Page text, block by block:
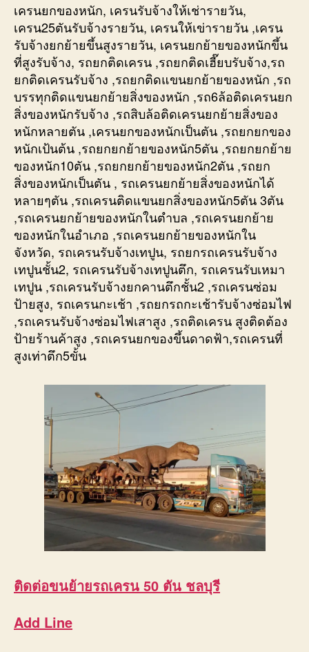
เครนยกของหนัก, เครนรับจ้างให้เช่ารายวัน,
เครน25ตันรับจ้างรายวัน, เครนให้เข่ารายวัน ,เครน
รับจ้างยกย้ายขึ้นสูงรายวัน, เครนยกย้ายของหนักขึ้น
ที่สูงรับจ้าง, รถยกติดเครน ,รถยกติดเฮี๊ยบรับจ้าง,รถ
ยกติดเครนรับจ้าง ,รถยกติดแขนยกย้ายของหนัก ,รถ
บรรทุกติดแขนยกย้ายสิ่งของหนัก ,รถ6ล้อติดเครนยก
สิ่งของหนักรับจ้าง ,รถสิบล้อติดเครนยกย้ายสิ่งของ
หนักหลายตัน ,เครนยกของหนักเป็นตัน ,รถยกยกของ
หนักเป้นต้น ,รถยกยกย้ายของหนัก5ตัน ,รถยกยกย้าย
ของหนัก10ตัน ,รถยกยกย้ายของหนัก2ตัน ,รถยก
สิ่งของหนักเป็นตัน , รถเครนยกย้ายสิ่งของหนักได้
หลายๆตัน ,รถเครนติดแขนยกสิ่งของหนัก5ตัน 3ตัน
,รถเครนยกย้ายของหนักในตำบล ,รถเครนยกย้าย
ของหนักในอำเภอ ,รถเครนยกย้ายของหนักใน
จังหวัด, รถเครนรับจ้างเทปูน, รถยกรถเครนรับจ้าง
เทปูนชั้น2, รถเครนรับจ้างเทปูนตึก, รถเครนรับเหมา
เทปูน ,รถเครนรับจ้างยกคานตึกชั้น2 ,รถเครนซ่อม
ป้ายสูง, รถเครนกะเช้า ,รถยกรถกะเช้ารับจ้างซ่อมไฟ
,รถเครนรับจ้างซ่อมไฟเสาสูง ,รถติดเครน สูงติดต้อง
ป้ายร้านค้าสูง ,รถเครนยกของขึ้นดาดฟ้า,รถเครนที่
สูงเท่าตึก5ขั้น
ติดต่อขนย้ายรถเครน 50 ตัน ชลบุรี
Add Line